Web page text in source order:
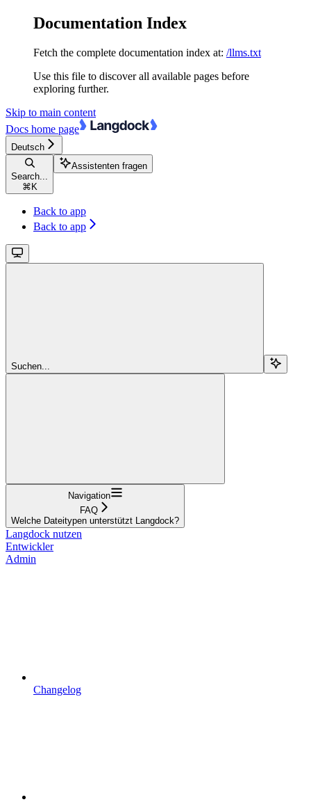
Documentation Index
Fetch the complete documentation index at: /llms.txt
Use this file to discover all available pages before
exploring further.
Skip to main content
Docs home page
Deutsch
Search...
⌘ K
Assistenten fragen
Back to app
Back to app
Suchen...
Navigation
FAQ
Welche Dateitypen unterstützt Langdock?
Langdock nutzen
Entwickler
Admin
Changelog